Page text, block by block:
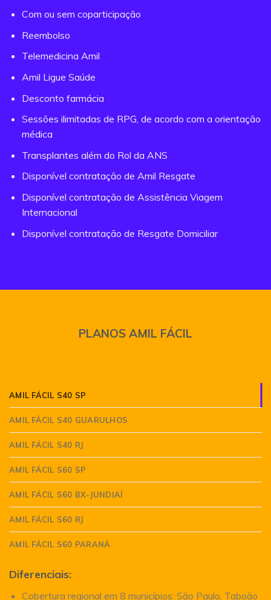
Com ou sem coparticipação
Reembolso
Telemedicina Amil
Amil Ligue Saúde
Desconto farmácia
Sessões ilimitadas de RPG, de acordo com a orientação
médica
Transplantes além do Rol da ANS
Disponível contratação de Amil Resgate
Disponível contratação de Assistência Viagem
Internacional
Disponível contratação de Resgate Domiciliar
PLANOS AMIL FÁCIL
AMIL FÁCIL S40 SP
AMIL FÁCIL S40 GUARULHOS
AMIL FÁCIL S40 RJ
AMIL FÁCIL S60 SP
AMIL FÁCIL S60 BX-JUNDIAÍ
AMIL FÁCIL S60 RJ
AMIL FÁCIL S60 PARANÁ
Diferenciais:
Cobertura regional em 8 municípios: São Paulo, Taboão